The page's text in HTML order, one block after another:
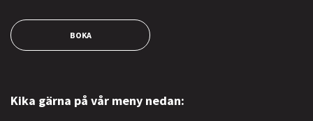
BOKA
Kika gärna på vår meny nedan: